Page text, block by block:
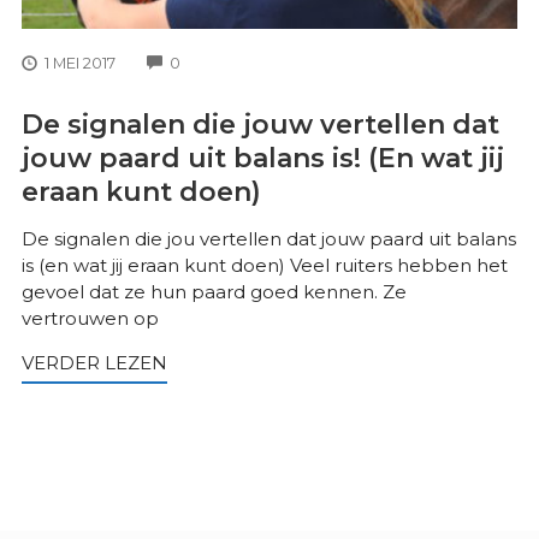
1 MEI 2017 0
De signalen die jouw vertellen dat
jouw paard uit balans is! (En wat jij
eraan kunt doen)
De signalen die jou vertellen dat jouw paard uit balans
is (en wat jij eraan kunt doen) Veel ruiters hebben het
gevoel dat ze hun paard goed kennen. Ze
vertrouwen op
VERDER LEZEN